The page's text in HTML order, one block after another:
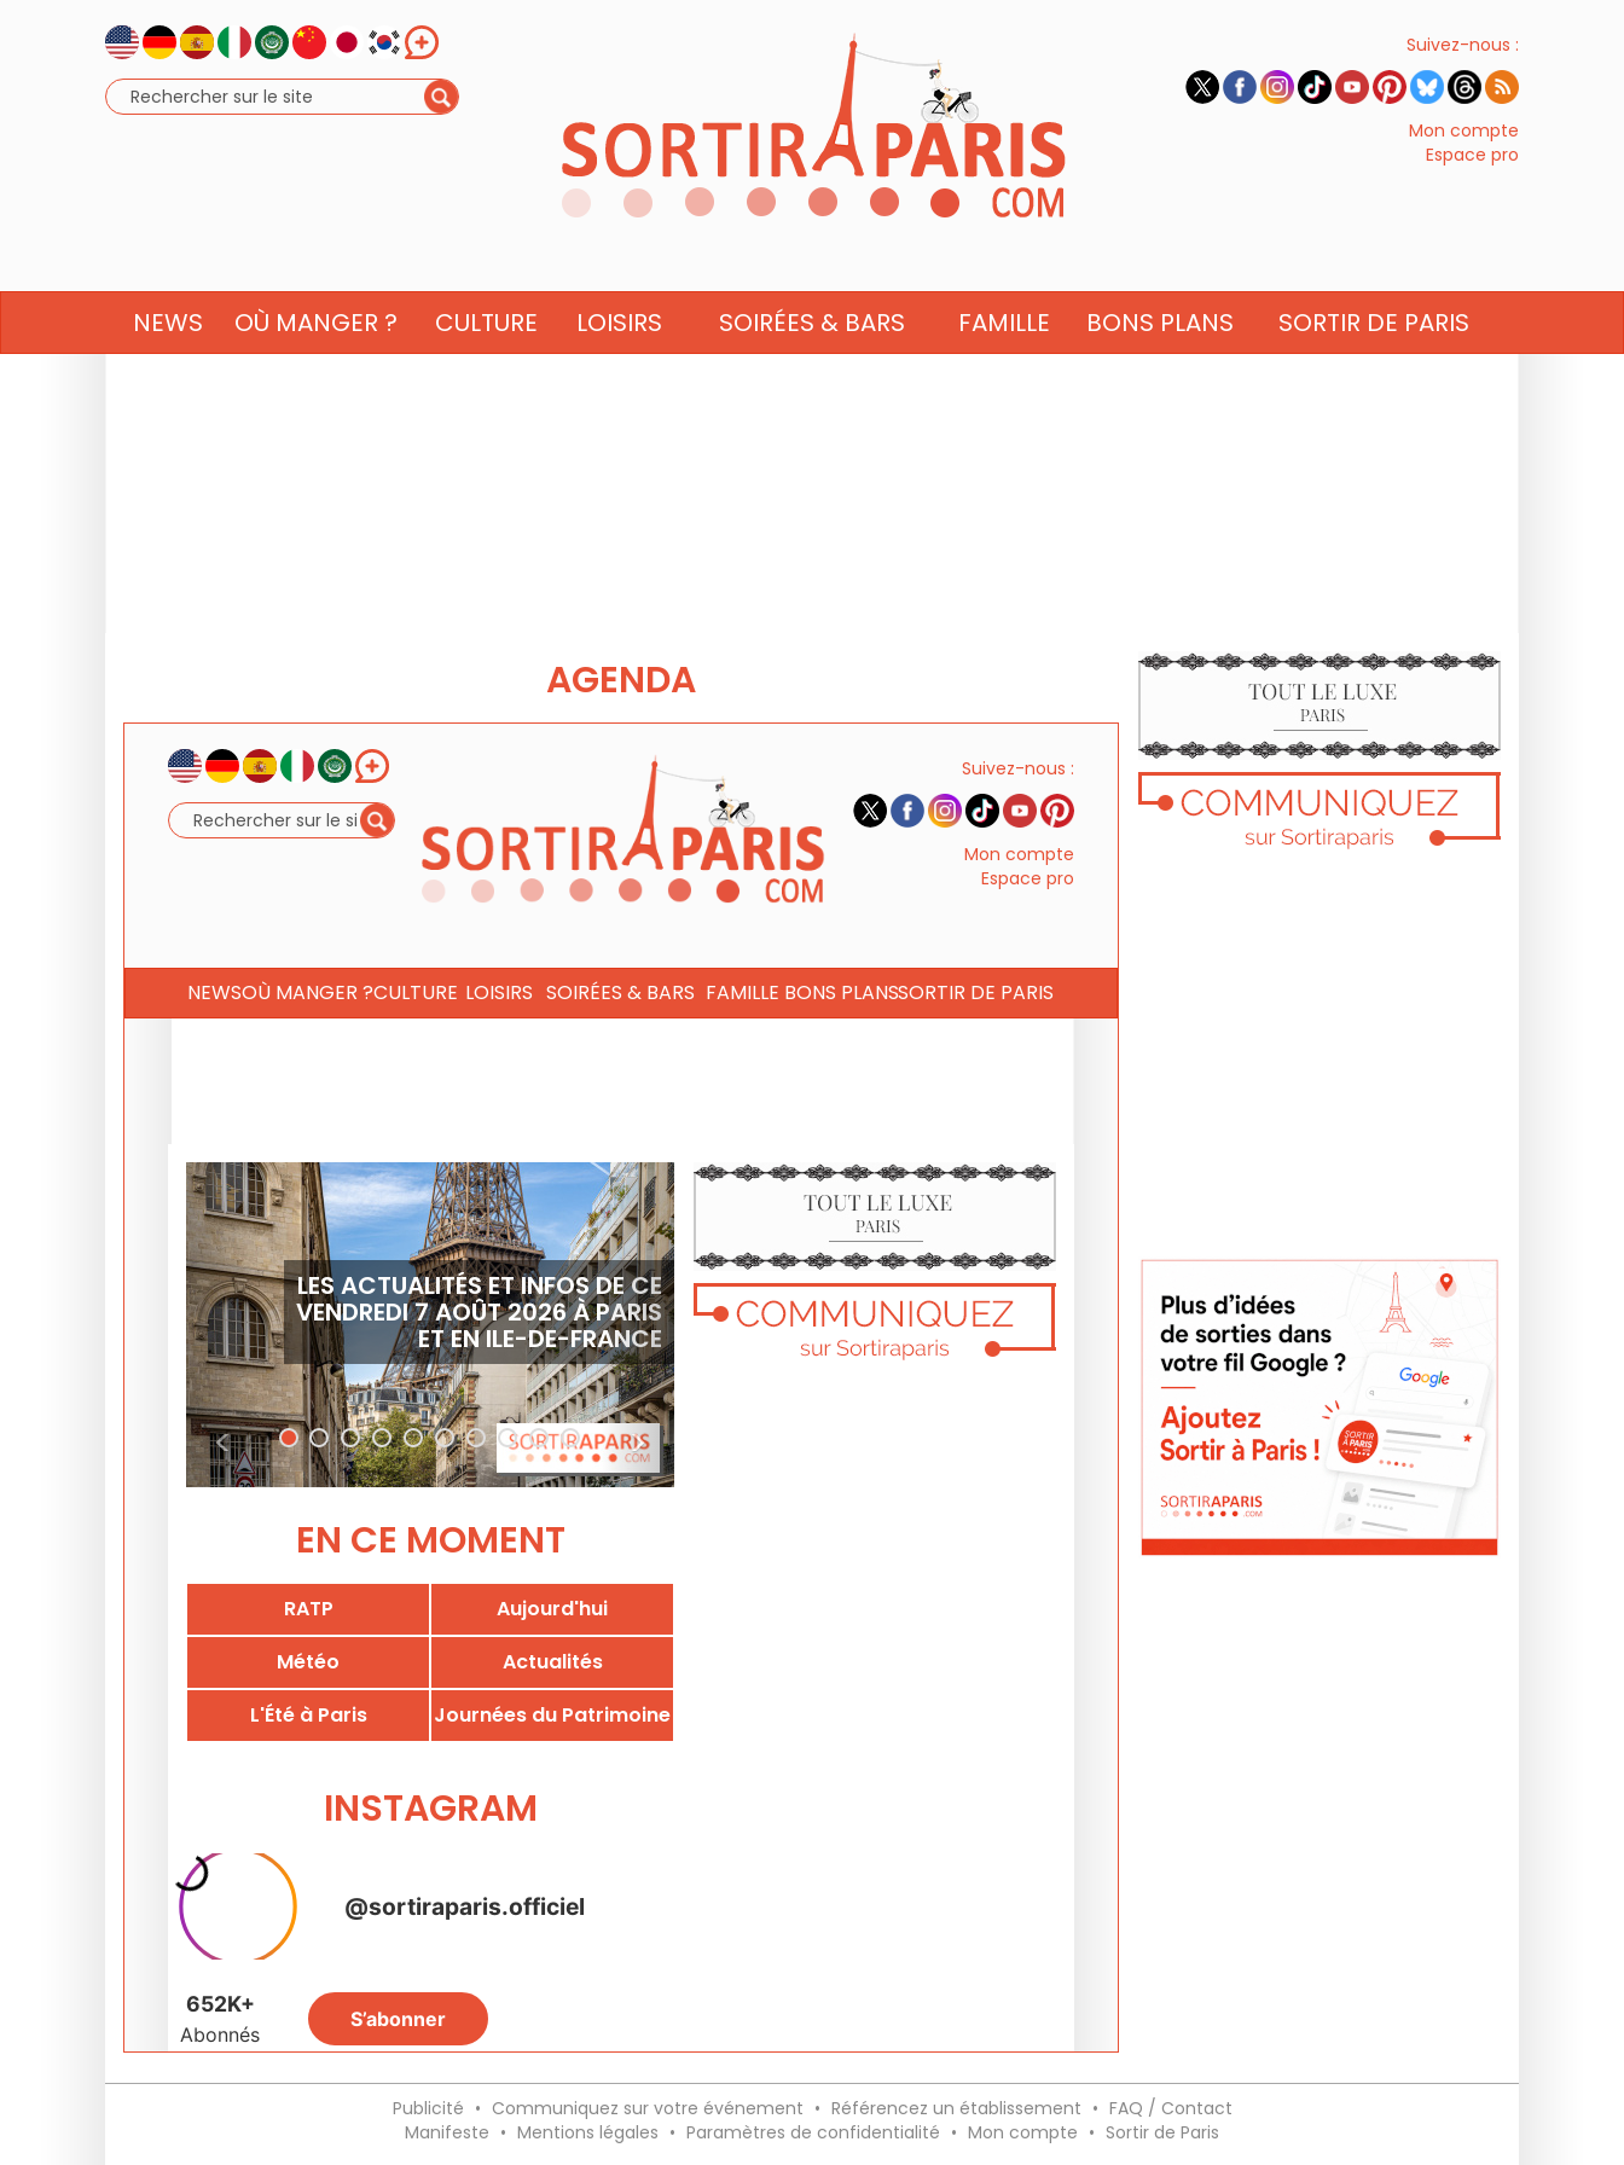
Suivez-nous :
Mon compte
Espace pro
NEWS OÙ MANGER ? CULTURE LOISIRS SOIRÉES & BARS FAMILLE BONS PLANS SORTIR DE PARIS
AGENDA
Publicité • Communiquez sur votre événement • Référencez un établissement • FAQ / Contact
Manifeste • Mentions légales • Paramètres de confidentialité • Mon compte • Sortir de Paris